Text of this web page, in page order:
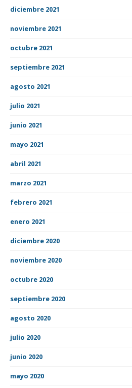
diciembre 2021
noviembre 2021
octubre 2021
septiembre 2021
agosto 2021
julio 2021
junio 2021
mayo 2021
abril 2021
marzo 2021
febrero 2021
enero 2021
diciembre 2020
noviembre 2020
octubre 2020
septiembre 2020
agosto 2020
julio 2020
junio 2020
mayo 2020